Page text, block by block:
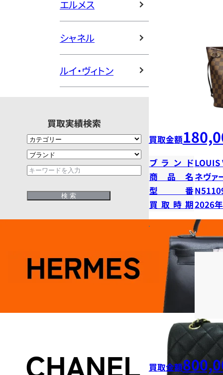
エルメス
シャネル
ルイ・ヴィトン
買取実績検索
買取金額
ブランドLOUIS
商品名 ネヴァ
型番
買取時期2026
買取金額